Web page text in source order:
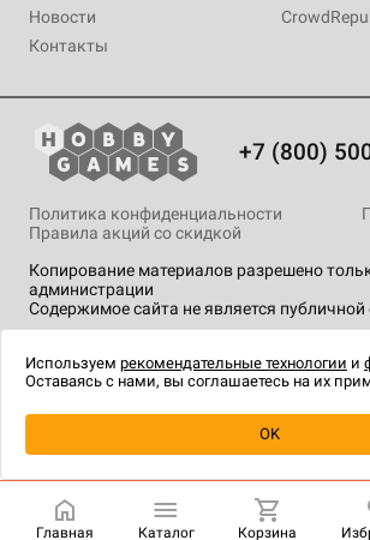
Купить| 2 490 ₽
Новости
Контакты
+7 (800)
Копирование материалов разрешено
администрации
Содержимое сайта не является публичной
Политика конфиденциальности
Правила акций со скидкой
технологии.
Главная Каталог Корзина
Используем рекомендательные технологии и
Оставаясь с нами, вы соглашаетесь на их
OK